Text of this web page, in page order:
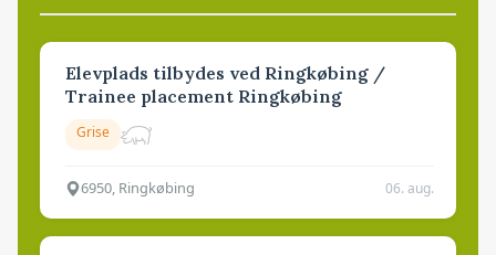
Elevplads tilbydes ved Ringkøbing /
Trainee placement Ringkøbing
Grise
6950, Ringkøbing 06. aug.